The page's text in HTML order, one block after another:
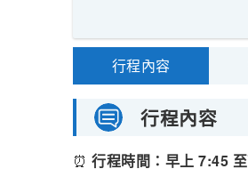
行程內容
行程內容
⏰ 行程時間：早上 7:45